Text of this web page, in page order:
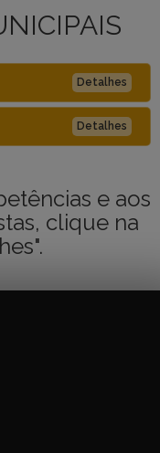
Detalhes
Detalhes
e aos
clique na